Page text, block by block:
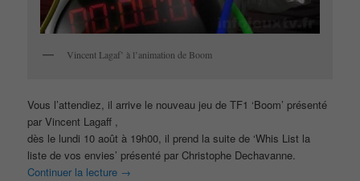
Vincent Lagaf’ à l’animation de Boom
Vous l’attendiez, il arrive le nouveau jeu de TF1 ‘Boom’ présenté
par Vincent Lagaff ,
dès le lundi 10 août à 19h00, il prend la suite de ‘Whis List la
liste de vos envies’ présenté par Christophe Dechavanne.
Continuer la lecture →